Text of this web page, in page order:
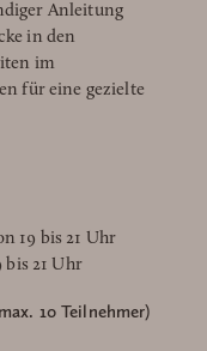
Anleitung
in den
im
für eine gezielte
19 bis 21 Uhr
bis 21 Uhr
10 Teilnehmer)